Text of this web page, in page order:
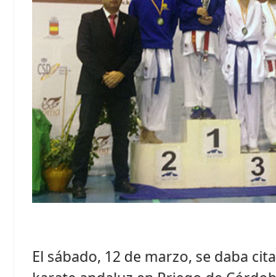
El sábado, 12 de marzo, se daba